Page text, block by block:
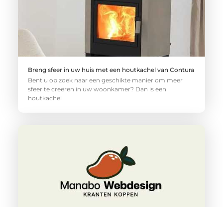
Breng sfeer in uw huis met een houtkachel van Contura
Bent u op zoek naar een geschikte manier om meer
sfeer te creëren in uw woonkamer? Dan is een
houtkachel